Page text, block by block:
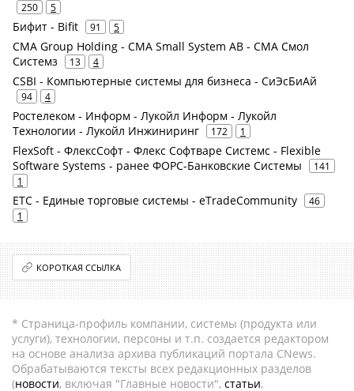
250 5
Бифит - Bifit 91 5
CMA Group Holding - CMA Small System AB - СМА Смол
Системз
13 4
CSBI - Компьютерные системы для бизнеса - СиЭсБиАй
94 4
Ростелеком - Информ - Лукойл Информ - Лукойл
Технологии - Лукойл Инжиниринг
172 1
FlexSoft - ФлексСофт - Флекс Софтваре Системс - Flexible
Software Systems - ранее ФОРС-Банковские Системы
141
1
ЕТС - Единые торговые системы - eTradeCommunity
46
1
КОРОТКАЯ ССЫЛКА
* Страница-профиль компании, системы (продукта или
услуги), технологии, персоны и т.п. создается редактором
на основе анализа архива публикаций портала CNews.
Обрабатываются тексты всех редакционных разделов
(новости, включая "Главные новости", статьи,